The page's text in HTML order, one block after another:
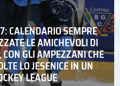
CALENDARIO SEMPRE
LE AMICHEVOLI DI
GLI AMPEZZANI CHE
LO JESENICE IN UN
LEAGUE